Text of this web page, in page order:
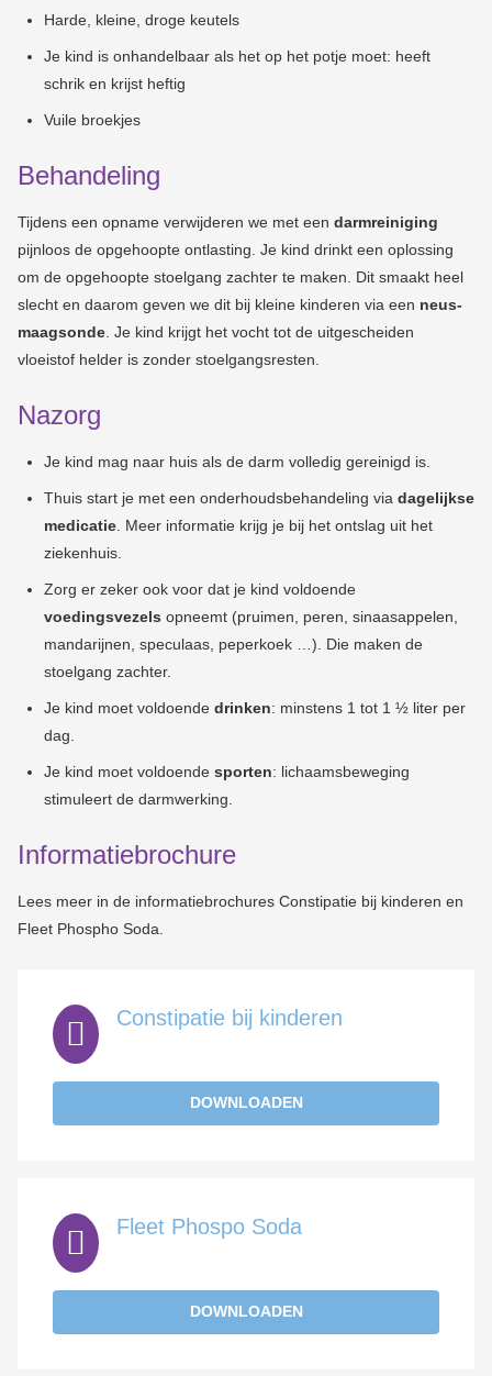
Harde, kleine, droge keutels
Je kind is onhandelbaar als het op het potje moet: heeft
schrik en krijst heftig
Vuile broekjes
Behandeling
Tijdens een opname verwijderen we met een darmreiniging
pijnloos de opgehoopte ontlasting. Je kind drinkt een oplossing
om de opgehoopte stoelgang zachter te maken. Dit smaakt heel
slecht en daarom geven we dit bij kleine kinderen via een neus-
maagsonde . Je kind krijgt het vocht tot de uitgescheiden
vloeistof helder is zonder stoelgangsresten.
Nazorg
Je kind mag naar huis als de darm volledig gereinigd is.
Thuis start je met een onderhoudsbehandeling via dagelijkse
medicatie . Meer informatie krijg je bij het ontslag uit het
ziekenhuis.
Zorg er zeker ook voor dat je kind voldoende
voedingsvezels opneemt (pruimen, peren, sinaasappelen,
mandarijnen, speculaas, peperkoek …). Die maken de
stoelgang zachter.
Je kind moet voldoende drinken: minstens 1 tot 1 ½ liter per
dag.
Je kind moet voldoende sporten: lichaamsbeweging
stimuleert de darmwerking.
Informatiebrochure
Lees meer in de informatiebrochures Constipatie bij kinderen en
Fleet Phospho Soda.
Constipatie bij kinderen
DOWNLOADEN
Fleet Phospo Soda
DOWNLOADEN